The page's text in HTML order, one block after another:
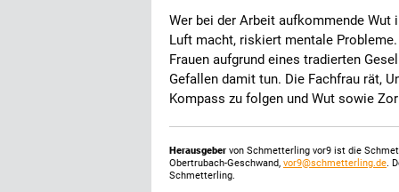
Wer bei der Arbeit aufkommende
Luft macht, riskiert mentale
Frauen aufgrund eines tradierten
Gefallen damit tun. Die Fachfrau rät,
Kompass zu folgen und Wut sowie
Herausgeber von Schmetterling vor9 ist die
Obertrubach-Geschwand, vor9@schmetterling.de.
Schmetterling.